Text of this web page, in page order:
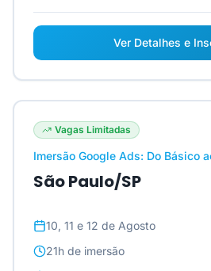
Ver Detalhes e
Vagas Limitadas
Imersão Google Ads: Do Básico
São Paulo/SP
10, 11 e 12 de Agosto
21h de imersão